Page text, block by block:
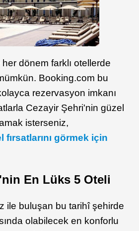
dönem farklı otellerde
Booking.com bu
rezervasyon imkanı
Cezayir Şehri'nin güzel
isterseniz,
görmek için
En Lüks 5 Oteli
ile buluşan bu tarihî şehirde
olabilecek en konforlu